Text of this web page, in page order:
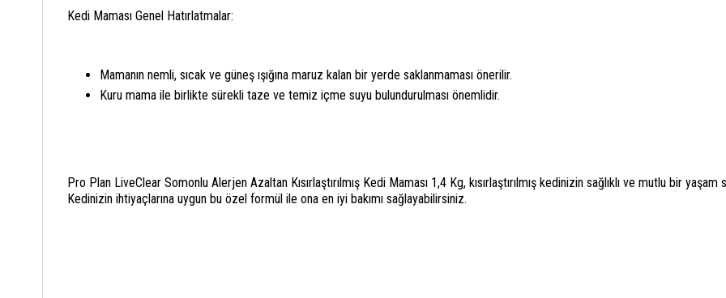
Kedi Maması Genel Hatırlatmalar:
Mamanın nemli, sıcak ve güneş ışığına maruz kalan bir yerde saklanmaması önerilir.
Kuru mama ile birlikte sürekli taze ve temiz içme suyu bulundurulması önemlidir.
Pro Plan LiveClear Somonlu Alerjen Azaltan Kısırlaştırılmış Kedi Maması 1,4 Kg, kısırlaştırılmış kedinizin sağlıklı ve mutlu bir
Kedinizin ihtiyaçlarına uygun bu özel formül ile ona en iyi bakımı sağlayabilirsiniz.